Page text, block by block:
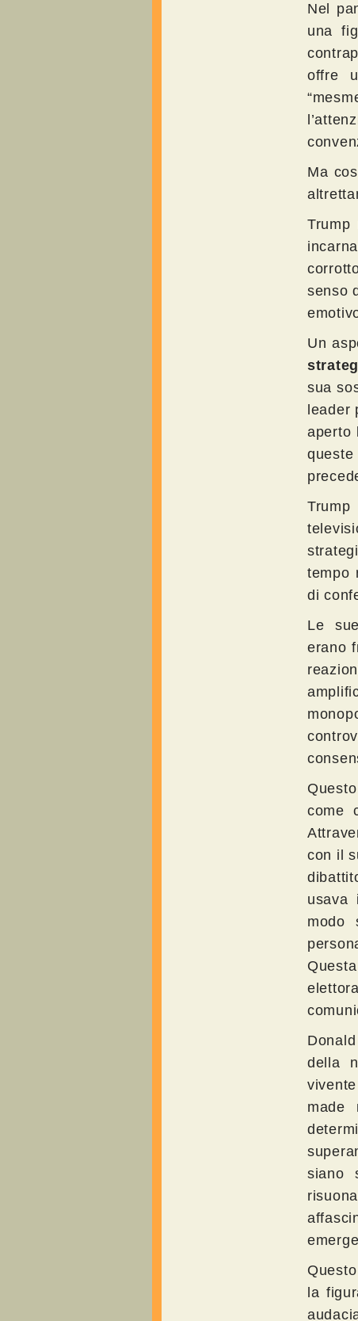
Nel
una
offre
Ma
senso
Un
sua
leader
aperto
tempo
di
Le
erano
come
con il
usava
modo
della
made
siano
la